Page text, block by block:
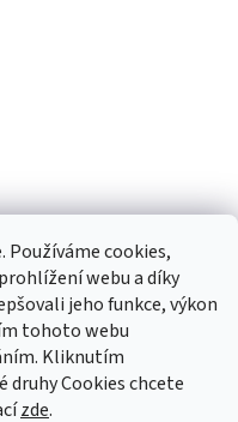
Používáme cookies,
webu a díky
jeho funkce, výkon
tohoto webu
Kliknutím
druhy Cookies chcete
zde.